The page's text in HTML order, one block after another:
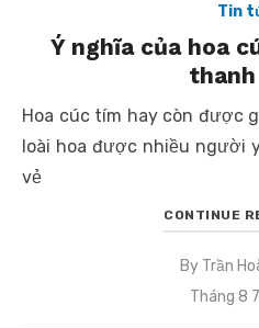
Tin
Ý nghĩa của hoa
Hoa cúc tím hay còn được
loài hoa được nhiều người
vẻ
CONTINUE
By Trần
Posted
Tháng 8